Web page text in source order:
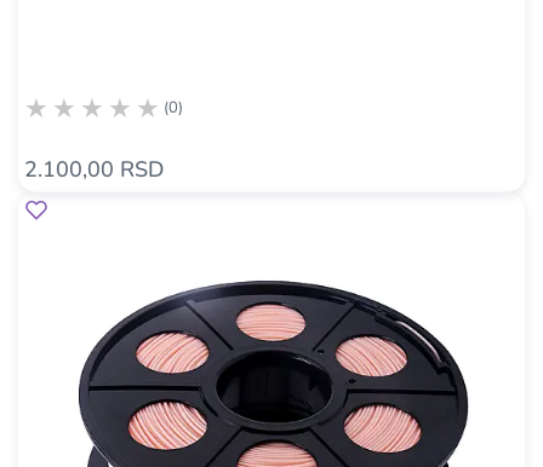
(0)
2.100,00 RSD